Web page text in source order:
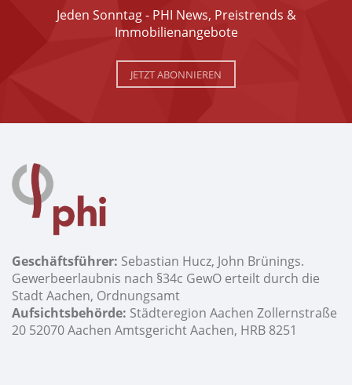
Jeden Sonntag - PHI News, Preistrends &
Immobilienangebote
JETZT ABONNIEREN
Geschäftsführer: Sebastian Hucz, John Brünings.
Gewerbeerlaubnis nach §34c GewO erteilt durch die
Stadt Aachen, Ordnungsamt
Aufsichtsbehörde: Städteregion Aachen Zollernstraße
20 52070 Aachen Amtsgericht Aachen, HRB 8251